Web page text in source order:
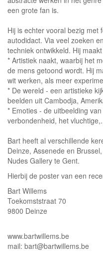
een grote fan is.
Hij is echter vooral bezig met
autodidact. Via veel zoeken
techniek ontwikkeld. Hij
* Artistiek naakt, waarbij het
de mens getoond wordt. Hij
wit werken, als meer
* De wereld - een artistieke
beelden uit Cambodja,
* Emoties - de uitbeelding
verbondenheid, het
Bart heeft al verschillende
Deinze, Assenede en
Nudes Gallery te Gent.
Hierbij de poster van een
Bart Willems
Toekomststraat 70
9800 Deinze
www.bartwillems.be
mail: bart@bartwillems.be